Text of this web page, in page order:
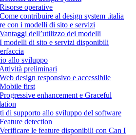
operative
contribuire al design system .italia
con i modelli di sito e servizi
dell’utilizzo dei modelli
modelli di sito e servizi disponibili
allo sviluppo
preliminari
design responsivo e accessibile
first
enhancement e Graceful
di supporto allo sviluppo del software
detection
le feature disponibili con Can I